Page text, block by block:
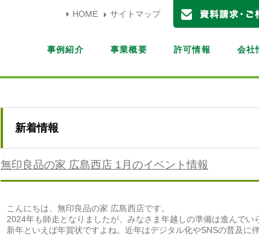
サイトマップ
HOME
事例紹介 事業概要 許可情報 会社
新着情報
無印良品の家 広島西店 1月のイベント情報
こんにちは、無印良品の家 広島西店です。
2024年も師走となりましたが、みなさま年越しの準備は進んでい
新年といえば年賀状ですよね。近年はデジタル化やSNSの普及に